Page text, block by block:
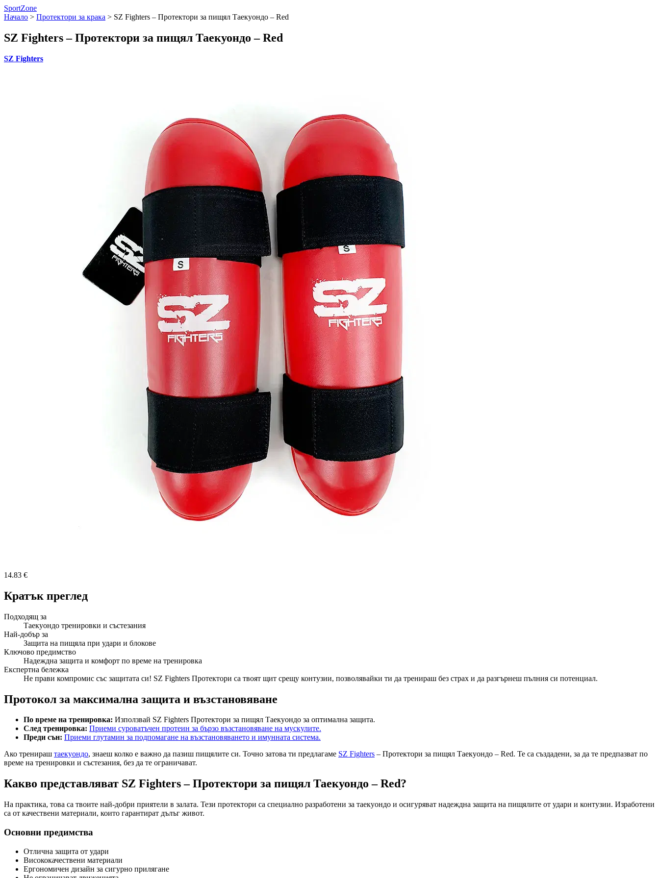
SportZone
Начало > Протектори за крака > SZ Fighters – Протектори за пищял Таекуондо – Red
SZ Fighters – Протектори за пищял Таекуондо – Red
SZ Fighters
14.83 €
Кратък преглед
Подходящ за
Таекуондо тренировки и състезания
Най-добър за
Защита на пищяла при удари и блокове
Ключово предимство
Надеждна защита и комфорт по време на тренировка
Експертна бележка
Не прави компромис със защитата си! SZ Fighters Протектори са твоят щит срещу контузии, позволявайки ти да тренираш без страх и да разгърнеш пълния си потенциал.
Протокол за максимална защита и възстановяване
По време на тренировка: Използвай SZ Fighters Протектори за пищял Таекуондо за оптимална защита.
След тренировка: Приеми суроватъчен протеин за бързо възстановяване на мускулите.
Преди сън: Приеми глутамин за подпомагане на възстановяването и имунната система.
Ако тренираш таекуондо, знаеш колко е важно да пазиш пищялите си. Точно затова ти предлагаме SZ Fighters – Протектори за пищял Таекуондо – Red. Те са създадени, за да те предпазват по
време на тренировки и състезания, без да те ограничават.
Какво представляват SZ Fighters – Протектори за пищял Таекуондо – Red?
На практика, това са твоите най-добри приятели в залата. Тези протектори са специално разработени за таекуондо и осигуряват надеждна защита на пищялите от удари и контузии. Изработени
са от качествени материали, които гарантират дълъг живот.
Основни предимства
Отлична защита от удари
Висококачествени материали
Ергономичен дизайн за сигурно прилягане